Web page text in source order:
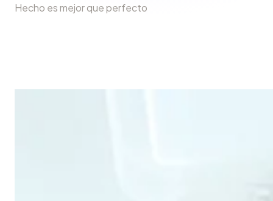
Hecho es mejor que perfecto